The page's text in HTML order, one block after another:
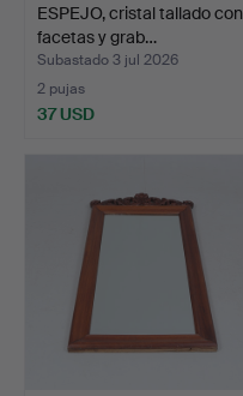
ESPEJO, cristal tallado con
facetas y grab…
Subastado 3 jul 2026
2 pujas
37 USD